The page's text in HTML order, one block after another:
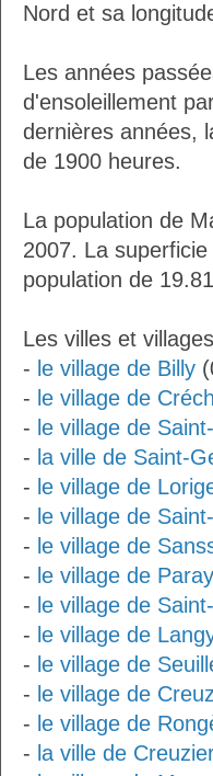
Nord et sa
Les années
d'ensoleillement
dernières années,
de 1900 heures.
La population de
2007. La
population de
Les villes et
- le village de Billy
- le village de
- le village de
- la ville de Saint-
- le village de
- le village de
- le village de
- le village de
- le village de
- le village de
- le village de
- le village de
- le village de
- la ville de